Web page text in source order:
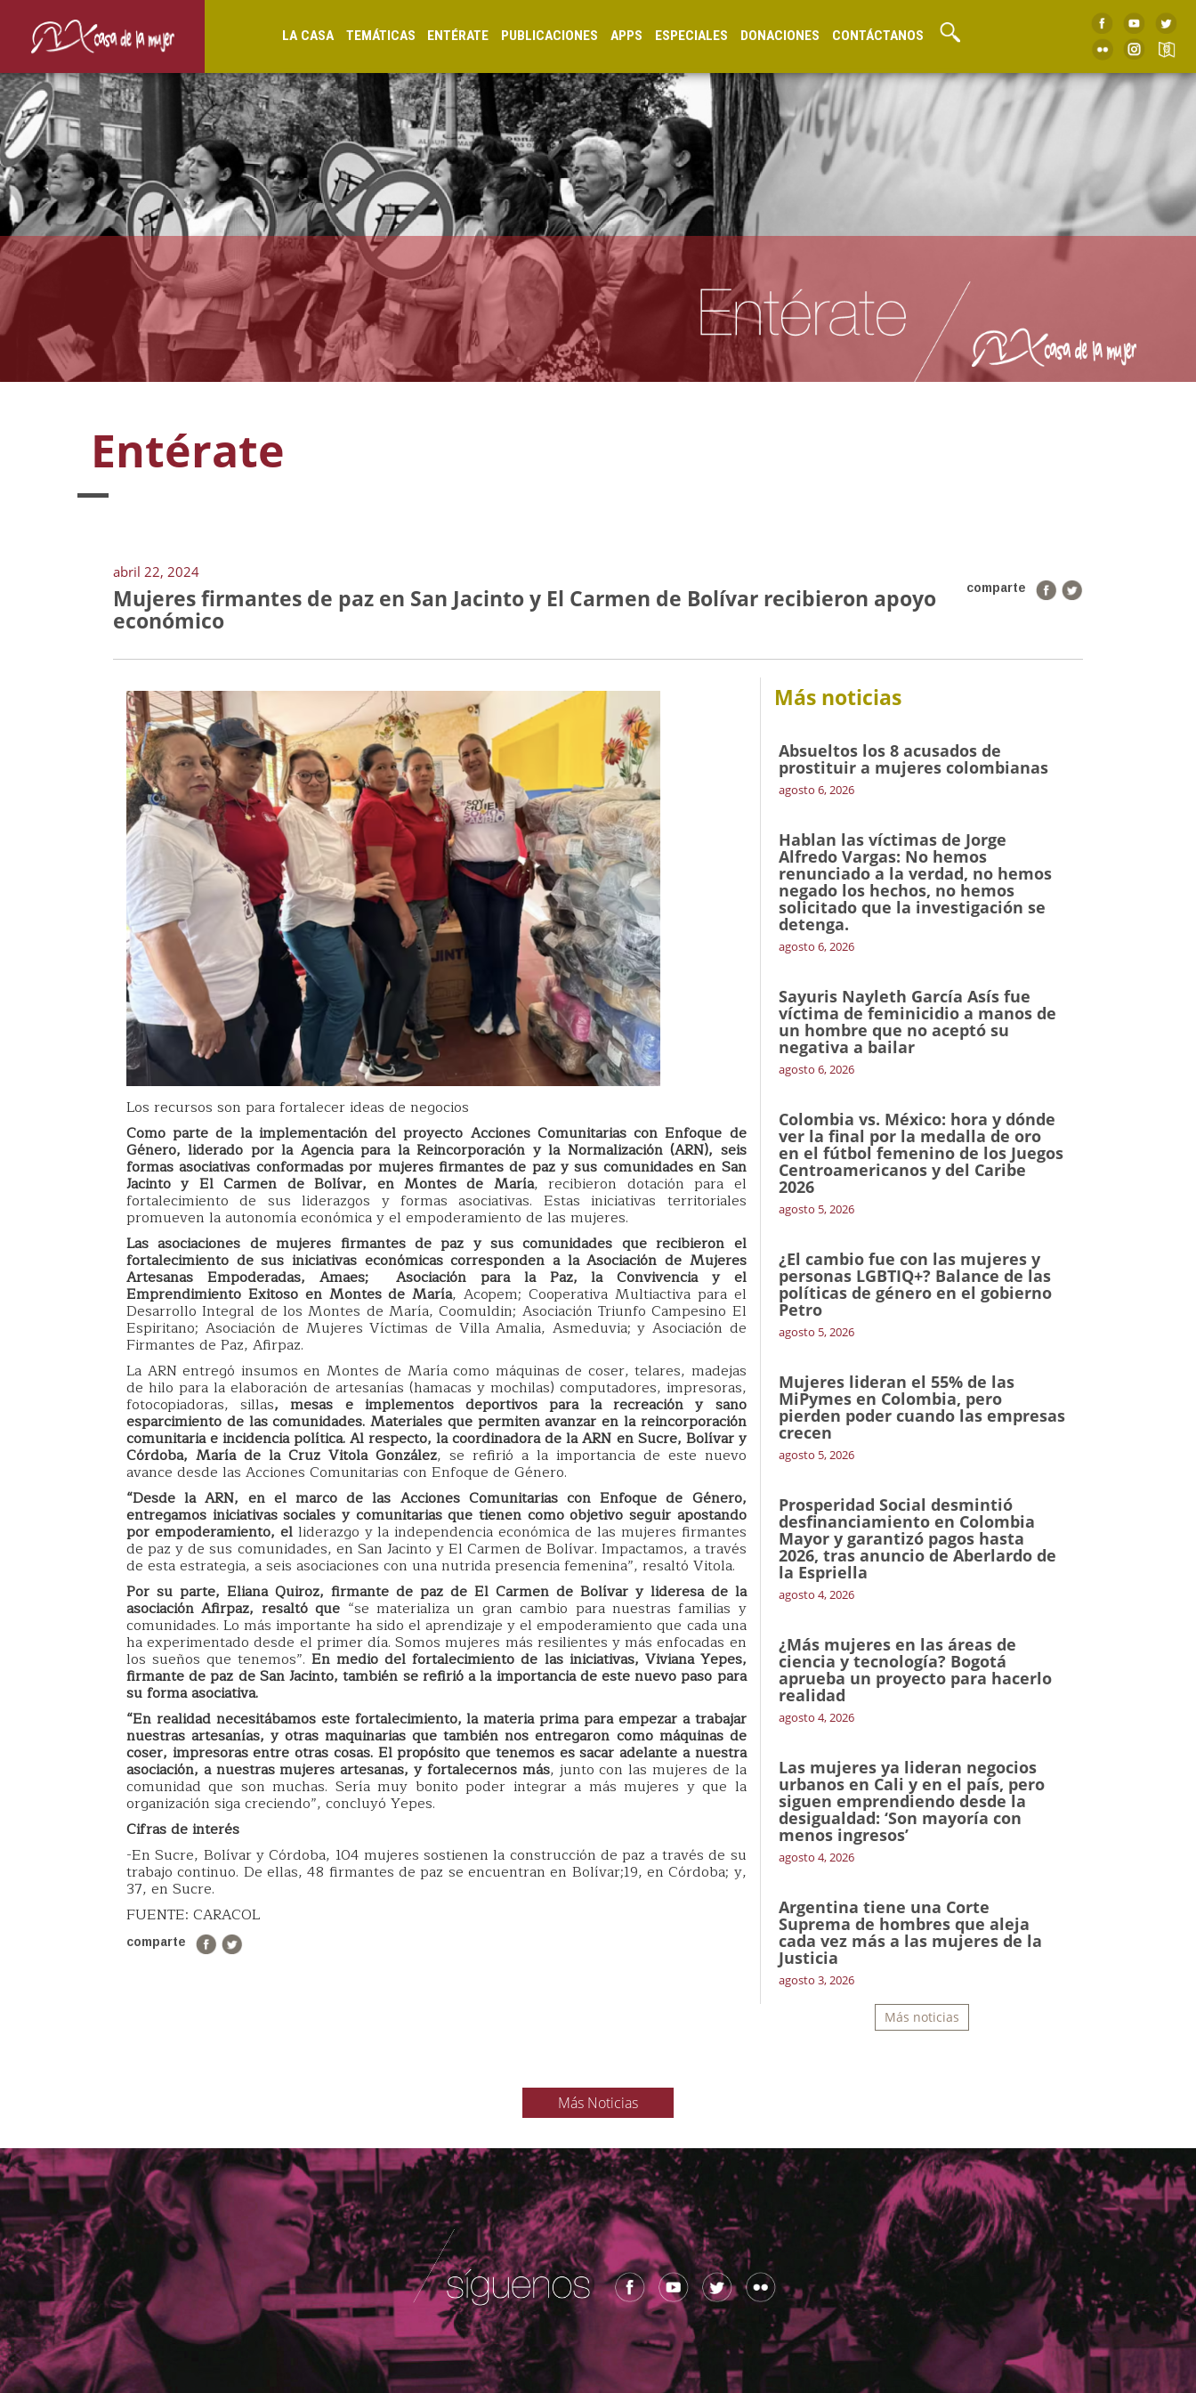
LA CASA TEMÁTICAS ENTÉRATE PUBLICACIONES APPS ESPECIALES DONACIONES CONTÁCTANOS
Entérate
abril 22, 2024
comparte
Mujeres firmantes de paz en San Jacinto y El Carmen de Bolívar recibieron apoyo
económico
Los recursos son para fortalecer ideas de negocios
Como parte de la implementación del proyecto Acciones Comunitarias con Enfoque de
Género, liderado por la Agencia para la Reincorporación y la Normalización (ARN), seis
formas asociativas conformadas por mujeres firmantes de paz y sus comunidades en San
Jacinto y El Carmen de Bolívar, en Montes de María, recibieron dotación para el
fortalecimiento de sus liderazgos y formas asociativas. Estas iniciativas territoriales
promueven la autonomía económica y el empoderamiento de las mujeres.
Las asociaciones de mujeres firmantes de paz y sus comunidades que recibieron el
fortalecimiento de sus iniciativas económicas corresponden a la Asociación de Mujeres
Artesanas Empoderadas, Amaes; Asociación para la Paz, la Convivencia y el
Emprendimiento Exitoso en Montes de María, Acopem; Cooperativa Multiactiva para el
Desarrollo Integral de los Montes de María, Coomuldin; Asociación Triunfo Campesino El
Espiritano; Asociación de Mujeres Víctimas de Villa Amalia, Asmeduvia; y Asociación de
Firmantes de Paz, Afirpaz.
La ARN entregó insumos en Montes de María como máquinas de coser, telares, madejas
de hilo para la elaboración de artesanías (hamacas y mochilas) computadores, impresoras,
fotocopiadoras, sillas, mesas e implementos deportivos para la recreación y sano
esparcimiento de las comunidades. Materiales que permiten avanzar en la reincorporación
comunitaria e incidencia política. Al respecto, la coordinadora de la ARN en Sucre, Bolívar y
Córdoba, María de la Cruz Vitola González, se refirió a la importancia de este nuevo
avance desde las Acciones Comunitarias con Enfoque de Género.
“Desde la ARN, en el marco de las Acciones Comunitarias con Enfoque de Género,
entregamos iniciativas sociales y comunitarias que tienen como objetivo seguir apostando
por empoderamiento, el liderazgo y la independencia económica de las mujeres firmantes
de paz y de sus comunidades, en San Jacinto y El Carmen de Bolívar. Impactamos, a través
de esta estrategia, a seis asociaciones con una nutrida presencia femenina”, resaltó Vitola.
Por su parte, Eliana Quiroz, firmante de paz de El Carmen de Bolívar y lideresa de la
asociación Afirpaz, resaltó que “se materializa un gran cambio para nuestras familias y
comunidades. Lo más importante ha sido el aprendizaje y el empoderamiento que cada una
ha experimentado desde el primer día. Somos mujeres más resilientes y más enfocadas en
los sueños que tenemos”. En medio del fortalecimiento de las iniciativas, Viviana Yepes,
firmante de paz de San Jacinto, también se refirió a la importancia de este nuevo paso para
su forma asociativa.
“En realidad necesitábamos este fortalecimiento, la materia prima para empezar a trabajar
nuestras artesanías, y otras maquinarias que también nos entregaron como máquinas de
coser, impresoras entre otras cosas. El propósito que tenemos es sacar adelante a nuestra
asociación, a nuestras mujeres artesanas, y fortalecernos más, junto con las mujeres de la
comunidad que son muchas. Sería muy bonito poder integrar a más mujeres y que la
organización siga creciendo”, concluyó Yepes.
Cifras de interés
-En Sucre, Bolívar y Córdoba, 104 mujeres sostienen la construcción de paz a través de su
trabajo continuo. De ellas, 48 firmantes de paz se encuentran en Bolívar;19, en Córdoba; y,
37, en Sucre.
FUENTE: CARACOL
comparte
Más noticias
Absueltos los 8 acusados de
prostituir a mujeres colombianas
agosto 6, 2026
Hablan las víctimas de Jorge
Alfredo Vargas: No hemos
renunciado a la verdad, no hemos
negado los hechos, no hemos
solicitado que la investigación se
detenga.
agosto 6, 2026
Sayuris Nayleth García Asís fue
víctima de feminicidio a manos de
un hombre que no aceptó su
negativa a bailar
agosto 6, 2026
Colombia vs. México: hora y dónde
ver la final por la medalla de oro
en el fútbol femenino de los Juegos
Centroamericanos y del Caribe
2026
agosto 5, 2026
¿El cambio fue con las mujeres y
personas LGBTIQ+? Balance de las
políticas de género en el gobierno
Petro
agosto 5, 2026
Mujeres lideran el 55% de las
MiPymes en Colombia, pero
pierden poder cuando las empresas
crecen
agosto 5, 2026
Prosperidad Social desmintió
desfinanciamiento en Colombia
Mayor y garantizó pagos hasta
2026, tras anuncio de Aberlardo de
la Espriella
agosto 4, 2026
¿Más mujeres en las áreas de
ciencia y tecnología? Bogotá
aprueba un proyecto para hacerlo
realidad
agosto 4, 2026
Las mujeres ya lideran negocios
urbanos en Cali y en el país, pero
siguen emprendiendo desde la
desigualdad: ‘Son mayoría con
menos ingresos’
agosto 4, 2026
Argentina tiene una Corte
Suprema de hombres que aleja
cada vez más a las mujeres de la
Justicia
agosto 3, 2026
Más noticias
Más Noticias